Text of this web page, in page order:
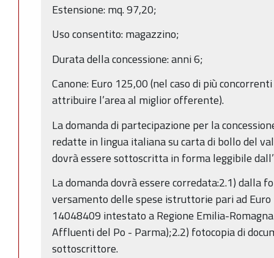
Estensione: mq. 97,20;
Uso consentito: magazzino;
Durata della concessione: anni 6;
Canone: Euro 125,00 (nel caso di più
attribuire l’area al miglior offerente).
La domanda di partecipazione per la
redatte in lingua italiana su carta di bollo del
dovrà essere sottoscritta in forma leggibile
La domanda dovrà essere corredata:2.1) dalla
versamento delle spese istruttorie pari ad Euro
14048409 intestato a Regione Emilia-
Affluenti del Po - Parma);2.2) fotocopia di
sottoscrittore.